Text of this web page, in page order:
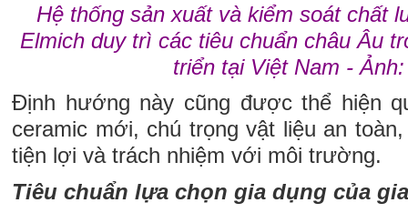
Hệ thống sản xuất và kiểm soát chất
Elmich duy trì các tiêu chuẩn châu Âu
triển tại Việt Nam -
Định hướng này cũng được thể hiện
ceramic mới, chú trọng vật liệu an
tiện lợi và trách nhiệm với môi trường.
Tiêu chuẩn lựa chọn gia dụng của